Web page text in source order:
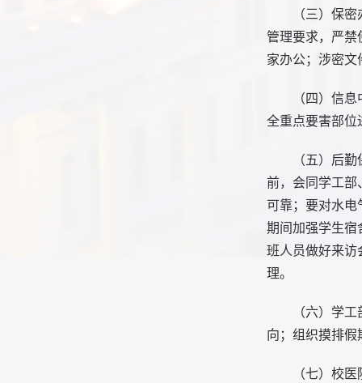
（三）保
管理要求，严
家办公；涉密
（四）信
全重点要害部
（五）后
前，会同学工
可靠；要对水
期间加强学生
班人员做好来
理。
（六）学
向；组织摸排
（七）校